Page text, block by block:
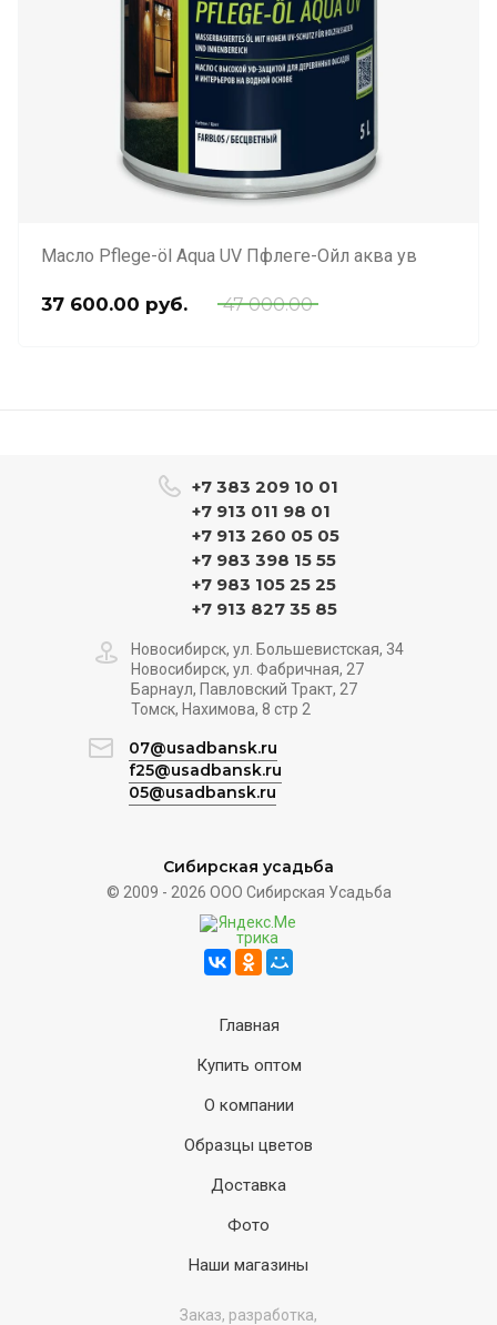
Масло Pflege-öl Aqua UV Пфлеге-Ойл аква ув
47 000.00
37 600.00 руб.
Сибирская усадьба
© 2009 - 2026 ООО Сибирская Усадьба
+7 383 209 10 01
+7 913 011 98 01
+7 913 260 05 05
+7 983 398 15 55
+7 983 105 25 25
+7 913 827 35 85
Новосибирск, ул. Большевистская, 34
Новосибирск, ул. Фабричная, 27
Барнаул, Павловский Тракт, 27
Томск, Нахимова, 8 стр 2
07@usadbansk.ru
f25@usadbansk.ru
05@usadbansk.ru
Главная
Купить оптом
О компании
Образцы цветов
Доставка
Фото
Наши магазины
Заказ, разработка,